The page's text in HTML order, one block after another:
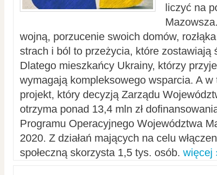
liczyć na
wojną, porzucenie swoich domów,
strach i ból to przeżycia, które zostawiają
Dlatego mieszkańcy Ukrainy, którzy
wymagają kompleksowego wsparcia. A w
projekt, który decyzją Zarządu
otrzyma ponad 13,4 mln zł
Programu Operacyjnego Województwa
2020. Z działań mających na celu
społeczną skorzysta 1,5 tys. osób. więcej